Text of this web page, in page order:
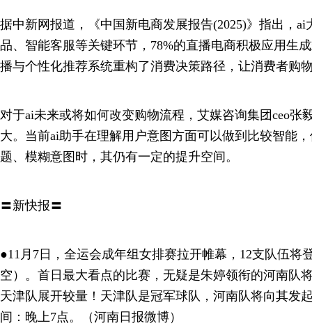
据中新网报道，《中国新电商发展报告(2025)》指出，
品、智能客服等关键环节，78%的直播电商积极应用生
播与个性化推荐系统重构了消费决策路径，让消费者购
对于ai未来或将如何改变购物流程，艾媒咨询集团ceo张
大。当前ai助手在理解用户意图方面可以做到比较智能
题、模糊意图时，其仍有一定的提升空间。
〓新快报〓
●11月7日，全运会成年组女排赛拉开帷幕，12支队伍将
空）。首日最大看点的比赛，无疑是朱婷领衔的河南队
天津队展开较量！天津队是冠军球队，河南队将向其发
间：晚上7点。（河南日报微博）